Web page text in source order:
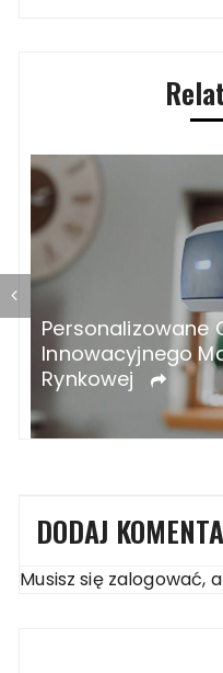
Serwis Forda:
Niezawodności i
DODAJ
Musisz się zalogować,